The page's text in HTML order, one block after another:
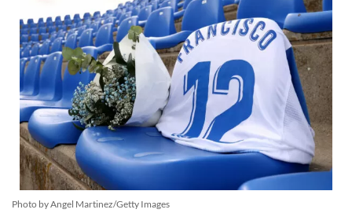
Photo by Angel Martinez/Getty Images